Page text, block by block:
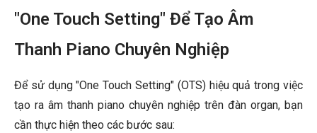
"One Touch Setting" Để Tạo Âm
Thanh Piano Chuyên Nghiệp
Để sử dụng "One Touch Setting" (OTS) hiệu quả trong việc
tạo ra âm thanh piano chuyên nghiệp trên đàn organ, bạn
cần thực hiện theo các bước sau: